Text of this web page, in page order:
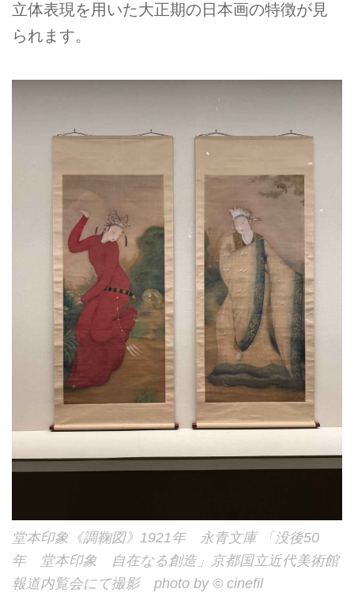
立体表現を用いた大正期の日本画の特徴が見
られます。
堂本印象《調鞠図》1921年 永青文庫 「没後50
年 堂本印象 自在なる創造」京都国立近代美術館
報道内覧会にて撮影 photo by © cinefil